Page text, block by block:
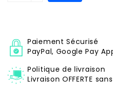
Paiement Sécurisé
PayPal, Google Pay
Politique de livraison
Livraison OFFERTE